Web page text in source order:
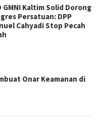
GMNI Kaltim Solid Dorong
Persatuan: DPP
Cahyadi Stop Pecah
Onar Keamanan di